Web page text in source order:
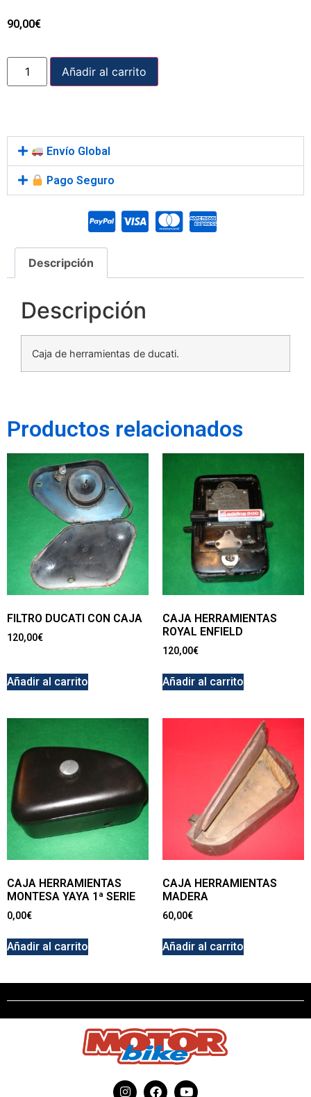
90,00€
Añadir al carrito
Envío Global
Pago Seguro
Descripción
Descripción
Caja de herramientas de ducati.
Productos relacionados
FILTRO DUCATI CON CAJA
120,00€
Añadir al carrito
CAJA HERRAMIENTAS
ROYAL ENFIELD
120,00€
Añadir al carrito
CAJA HERRAMIENTAS
MONTESA YAYA 1ª SERIE
0,00€
Añadir al carrito
CAJA HERRAMIENTAS
MADERA
60,00€
Añadir al carrito